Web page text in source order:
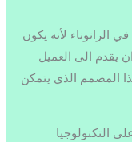
الرانوناء لأنه يكون
يقدم الى العميل
المصمم الذي يتمكن
التكنولوجيا